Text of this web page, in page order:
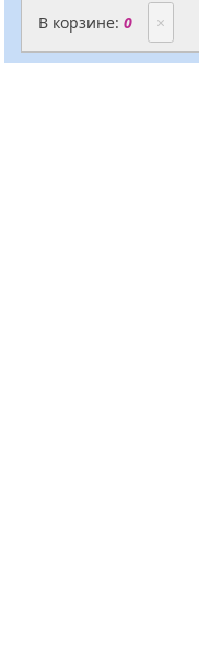
В корзине: 0 ×